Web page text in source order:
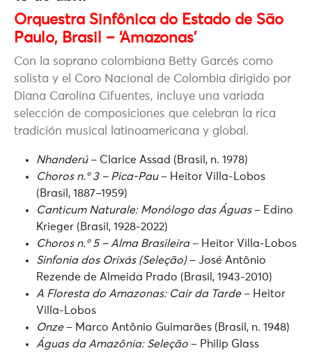
Orquestra Sinfônica do Estado de São
Paulo, Brasil – ‘Amazonas’
Con la soprano colombiana Betty Garcés como
solista y el Coro Nacional de Colombia dirigido por
Diana Carolina Cifuentes, incluye una variada
selección de composiciones que celebran la rica
tradición musical latinoamericana y global.
Nhanderú– Clarice Assad (Brasil, n. 1978)
Choros n.º 3 – Pica-Pau– Heitor Villa-Lobos
(Brasil, 1887–1959)
Canticum Naturale: Monólogo das Águas– Edino
Krieger (Brasil, 1928-2022)
Choros n.º 5 – Alma Brasileira– Heitor Villa-Lobos
Sinfonia dos Orixás (Seleção)– José Antônio
Rezende de Almeida Prado (Brasil, 1943-2010)
A Floresta do Amazonas: Cair da Tarde– Heitor
Villa-Lobos
Onze– Marco Antônio Guimarães (Brasil, n. 1948)
Águas da Amazônia: Seleção – Philip Glass